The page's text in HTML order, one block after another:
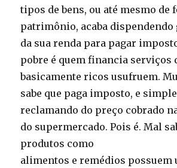
tipos de bens, ou até mesmo de
patrimônio, acaba dispendendo
da sua renda para pagar
pobre é quem financia serviços
basicamente ricos usufruem.
sabe que paga imposto, e
reclamando do preço cobrado
do supermercado. Pois é. Mal
produtos como
alimentos e remédios possuem